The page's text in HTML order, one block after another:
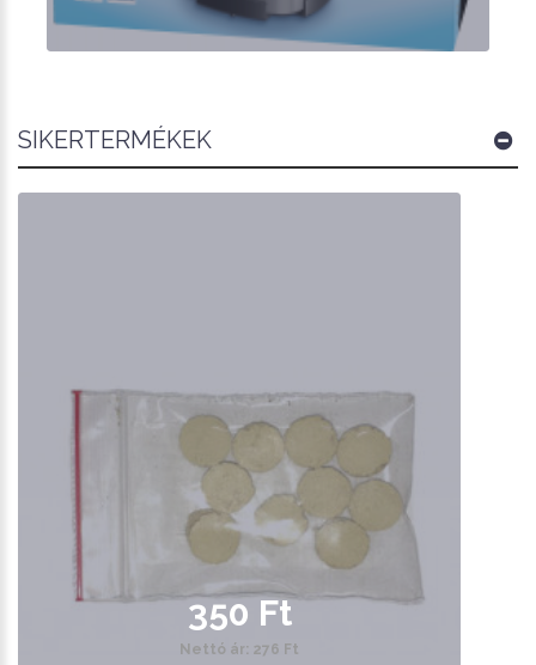
SIKERTERMÉKEK
350 Ft
Nettó ár: 276 Ft